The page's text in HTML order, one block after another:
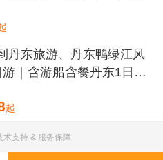
丹东旅游、丹东鸭绿江风
｜含游船含餐丹东1日报
起
术支持 & 服务保障